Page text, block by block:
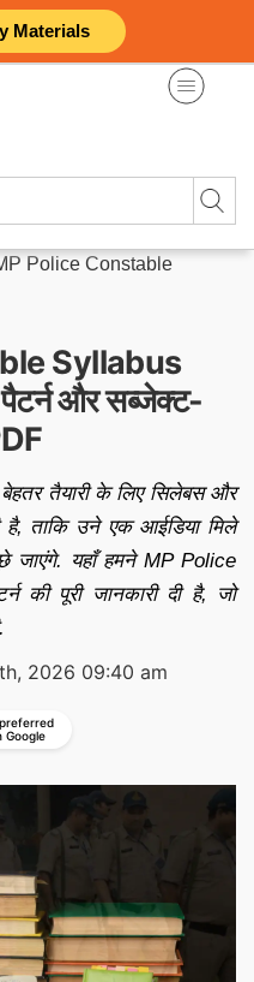
Materials
Police Constable
Syllabus
और सब्जेक्ट-
बेहतर तैयारी के लिए सिलेबस और
है, ताकि उने एक आईडिया मिले
जाएंगे. यहाँ हमने MP Police
की पूरी जानकारी दी है, जो
2026 09:40 am
Google